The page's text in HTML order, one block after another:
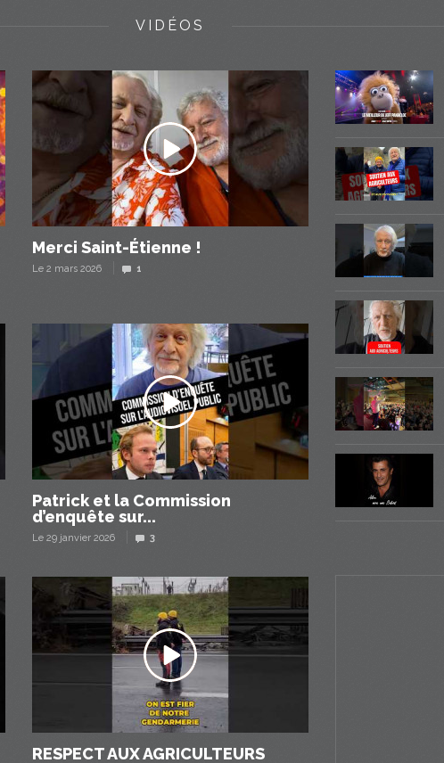
VIDÉOS
Merci Saint-Étienne !
Le 2 mars 2026 1
Patrick et la Commission
d’enquête sur...
Le 29 janvier 2026 3
RESPECT AUX AGRICULTEURS